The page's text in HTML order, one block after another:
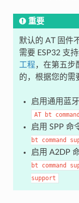
重要
默认的 AT 固件
需要 ESP32 支
工程，在第五步
的，根据您的需
启用通用蓝牙
AT bt command
启用 SPP 命
bt
command
启用 A2DP
bt
command
support